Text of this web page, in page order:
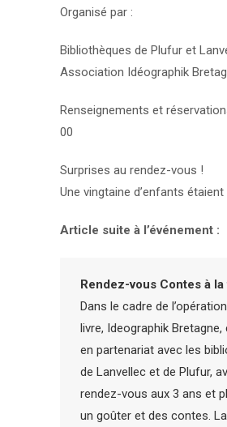
Organisé par :
Bibliothèques de Plufur et
Association Idéographik
Renseignements et
00
Surprises au rendez-vous !
Une vingtaine d’enfants
Article suite à l’événement :
Rendez-vous Contes à
Dans le cadre de
livre, Ideographik Bretagne,
en partenariat avec les
de Lanvellec et de Plufur,
rendez-vous aux 3 ans et
un goûter et des contes.